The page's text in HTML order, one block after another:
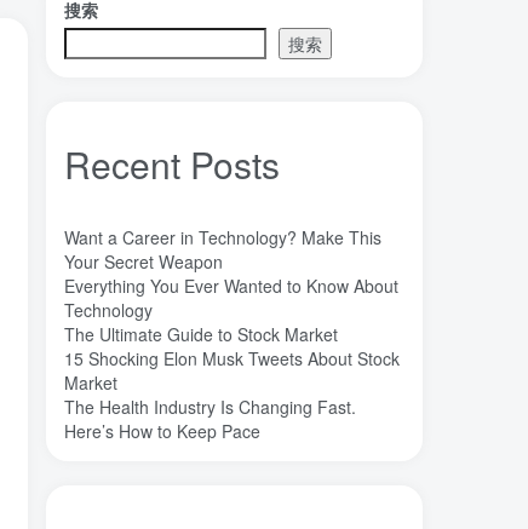
魔法(1) 高熵合金(3) 雷军(3) 陶瓷
达芬奇(1) 超分辨显微成像(2)
苏醒 (1) (1) 自信 (1) 胡良兵 (53)
网盘(0) 经济类(0)
秘密，吸引力法则，纪录片，下载(0)
秘密 (1) 碳离子治疗系统(1) 研究方向
石墨烯储能(1) 石墨烯(20) 真空阀门 (1)
真空系统
潍坊(1) 流动性(1)
搜索
搜索
Recent Posts
Want a Career in Technology? Make This
Your Secret Weapon
Everything You Ever Wanted to Know About
Technology
The Ultimate Guide to Stock Market
15 Shocking Elon Musk Tweets About Stock
Market
The Health Industry Is Changing Fast.
Here’s How to Keep Pace